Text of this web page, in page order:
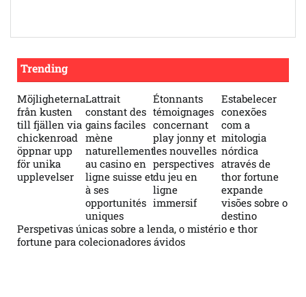
Trending
Möjligheterna
från kusten
till fjällen via
chickenroad
öppnar upp
för unika
upplevelser
Lattrait
constant des
gains faciles
mène
naturellement
au casino en
ligne suisse et
à ses
opportunités
uniques
Étonnants
témoignages
concernant
play jonny et
les nouvelles
perspectives
du jeu en
ligne
immersif
Estabelecer
conexões
com a
mitologia
nórdica
através de
thor fortune
expande
visões sobre o
destino
Perspetivas únicas sobre a lenda, o mistério e thor
fortune para colecionadores ávidos